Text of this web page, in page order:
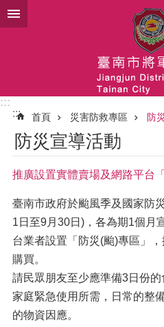
跳到主要內容區塊
:::
:::
首頁 災害防救專區 防
防災宣導活動
推廣設置實體賣場及網路平台
臺南市政府於颱風季及國家防
1日至9月30日)，各為期1個月
台業者設置「防災(颱)專區」
購買。
請民眾朋友至少應準備3日份
家庭緊急使用所需，日常的整
的物資因應。